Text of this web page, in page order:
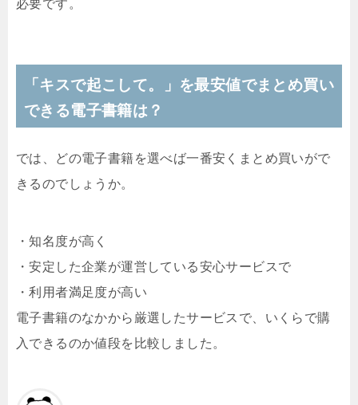
必要です。
「キスで起こして。」を最安値でまとめ買い
できる電子書籍は？
では、どの電子書籍を選べば一番安くまとめ買いがで
きるのでしょうか。
・知名度が高く
・安定した企業が運営している安心サービスで
・利用者満足度が高い
電子書籍のなかから厳選したサービスで、いくらで購
入できるのか値段を比較しました。